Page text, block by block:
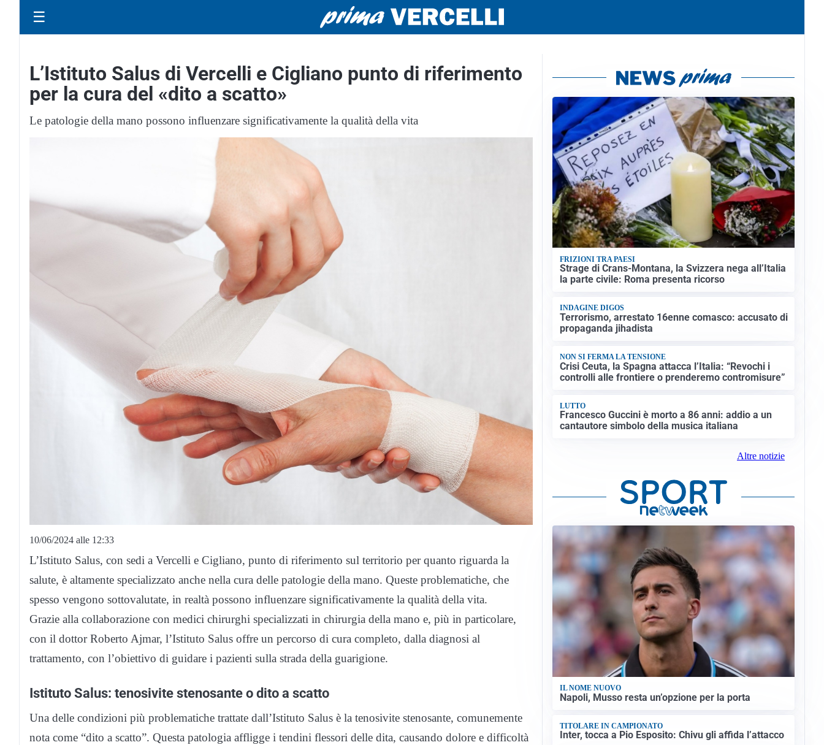
☰
L’Istituto Salus di Vercelli e Cigliano punto di riferimento
per la cura del «dito a scatto»
Le patologie della mano possono influenzare significativamente la qualità della vita
10/06/2024 alle 12:33
L’Istituto Salus, con sedi a Vercelli e Cigliano, punto di riferimento sul territorio per quanto riguarda la
salute, è altamente specializzato anche nella cura delle patologie della mano. Queste problematiche, che
spesso vengono sottovalutate, in realtà possono influenzare significativamente la qualità della vita.
Grazie alla collaborazione con medici chirurghi specializzati in chirurgia della mano e, più in particolare,
con il dottor Roberto Ajmar, l’Istituto Salus offre un percorso di cura completo, dalla diagnosi al
trattamento, con l’obiettivo di guidare i pazienti sulla strada della guarigione.
Istituto Salus: tenosivite stenosante o dito a scatto
Una delle condizioni più problematiche trattate dall’Istituto Salus è la tenosivite stenosante, comunemente
nota come “dito a scatto”. Questa patologia affligge i tendini flessori delle dita, causando dolore e difficoltà
FRIZIONI TRA PAESI
Strage di Crans-Montana, la Svizzera nega all’Italia
la parte civile: Roma presenta ricorso
INDAGINE DIGOS
Terrorismo, arrestato 16enne comasco: accusato di
propaganda jihadista
NON SI FERMA LA TENSIONE
Crisi Ceuta, la Spagna attacca l’Italia: “Revochi i
controlli alle frontiere o prenderemo contromisure”
LUTTO
Francesco Guccini è morto a 86 anni: addio a un
cantautore simbolo della musica italiana
Altre notizie
IL NOME NUOVO
Napoli, Musso resta un’opzione per la porta
TITOLARE IN CAMPIONATO
Inter, tocca a Pio Esposito: Chivu gli affida l’attacco